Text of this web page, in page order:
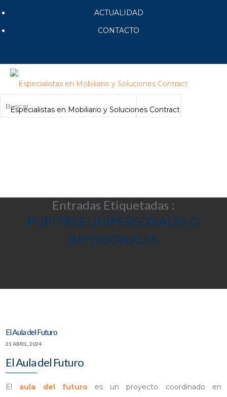
ACTUALIDAD
CONTACTO
Especialistas en Mobiliario y Soluciones Contract
Entradas Etiquetadas :
PUPITRES UNIPERSONALES O
BIPERSONALES
El Aula del Futuro
21 ABRIL, 2024
El Aula del Futuro
El aula del futuroes un proyecto coordinado en